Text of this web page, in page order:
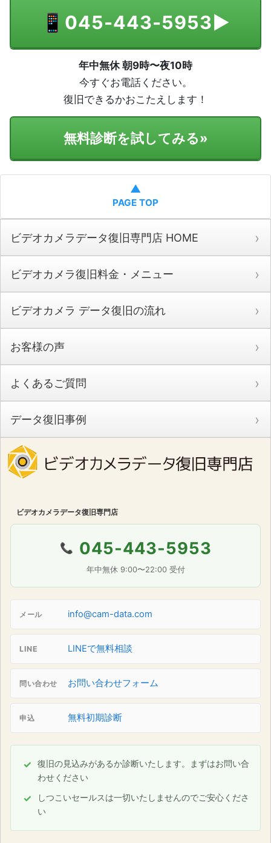
📱 045-443-5953▶
年中無休 朝9時〜夜10時
今すぐお電話ください。
復旧できるかおこたえします！
無料診断を試してみる»
▲
PAGE TOP
ビデオカメラデータ復旧専門店 HOME
ビデオカメラ復旧料金・メニュー
ビデオカメラ データ復旧の流れ
お客様の声
よくあるご質問
データ復旧事例
ビデオカメラデータ復旧専門店
📞 045-443-5953
年中無休 9:00〜22:00 受付
メール info@cam-data.com
LINE LINEで無料相談
問い合わせ お問い合わせフォーム
申込 無料初期診断
復旧の見込みがあるか診断いたします。まずはお問い合
わせください
しつこいセールスは一切いたしませんのでご安心くださ
い